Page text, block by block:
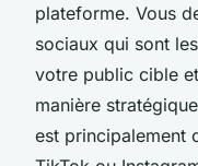
plateforme. Vous
sociaux qui sont
votre public cible
manière
est principalement